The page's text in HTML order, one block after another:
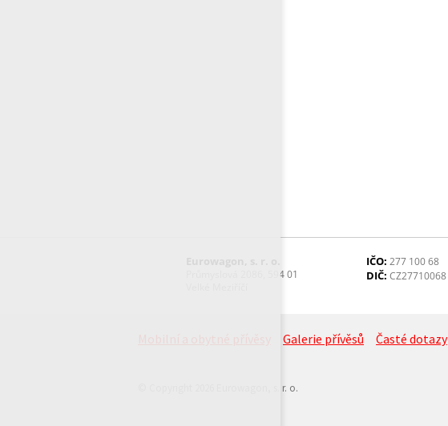
Průmyslová 2086, 594 01
IČO: 277 100 68
DIČ: CZ27710068
Galerie přívěsů Časté dotazy
© Copyright 2026 Eurowagon, s. r. o.